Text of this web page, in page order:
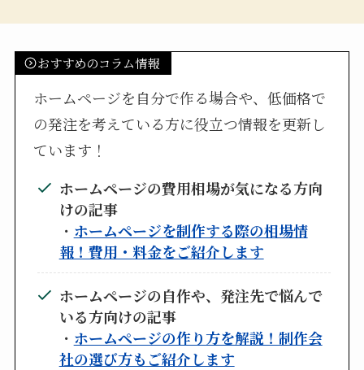
おすすめのコラム情報
ホームページを自分で作る場合や、低価格で
の発注を考えている方に役立つ情報を更新し
ています！
ホームページの費用相場が気になる方向
けの記事
・ ホームページを制作する際の相場情
報！費用・料金をご紹介します
ホームページの自作や、発注先で悩んで
いる方向けの記事
・ ホームページの作り方を解説！制作会
社の選び方もご紹介します